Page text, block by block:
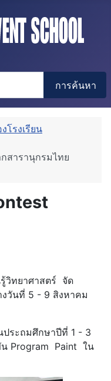
การค้นหา
โรงเรียน
สารานุกรมไทย
วิทยาศาสตร์ จัด
วันที่ 5 - 9 สิงหาคม
ระถมศึกษาปีที่ 1 - 3
Program Paint ใน